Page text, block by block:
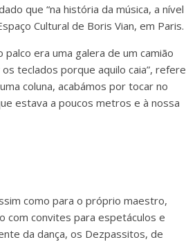
que “na história da música, a nível
Cultural de Boris Vian, em Paris.
era uma galera de um camião
teclados porque aquilo caia”, refere
coluna, acabámos por tocar no
estava a poucos metros e à nossa
como para o próprio maestro,
com convites para espetáculos e
da dança, os Dezpassitos, de